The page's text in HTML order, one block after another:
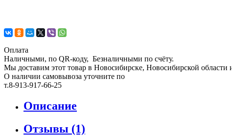
Оплата
Наличными, по QR-коду, Безналичными по счёту.
Мы доставим этот товар в Новосибирске, Новосибирской области
О наличии самовывоза уточните по
т.8-913-917-66-25
Описание
Отзывы (1)